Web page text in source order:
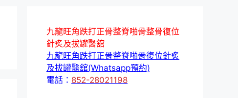
九龍旺角跌打正骨整脊啪骨整骨復位
針炙及拔罐醫舘
九龍旺角跌打正骨整脊啪骨復位針炙
及拔罐醫舘(Whatsapp預約)
電話： 852-28021198